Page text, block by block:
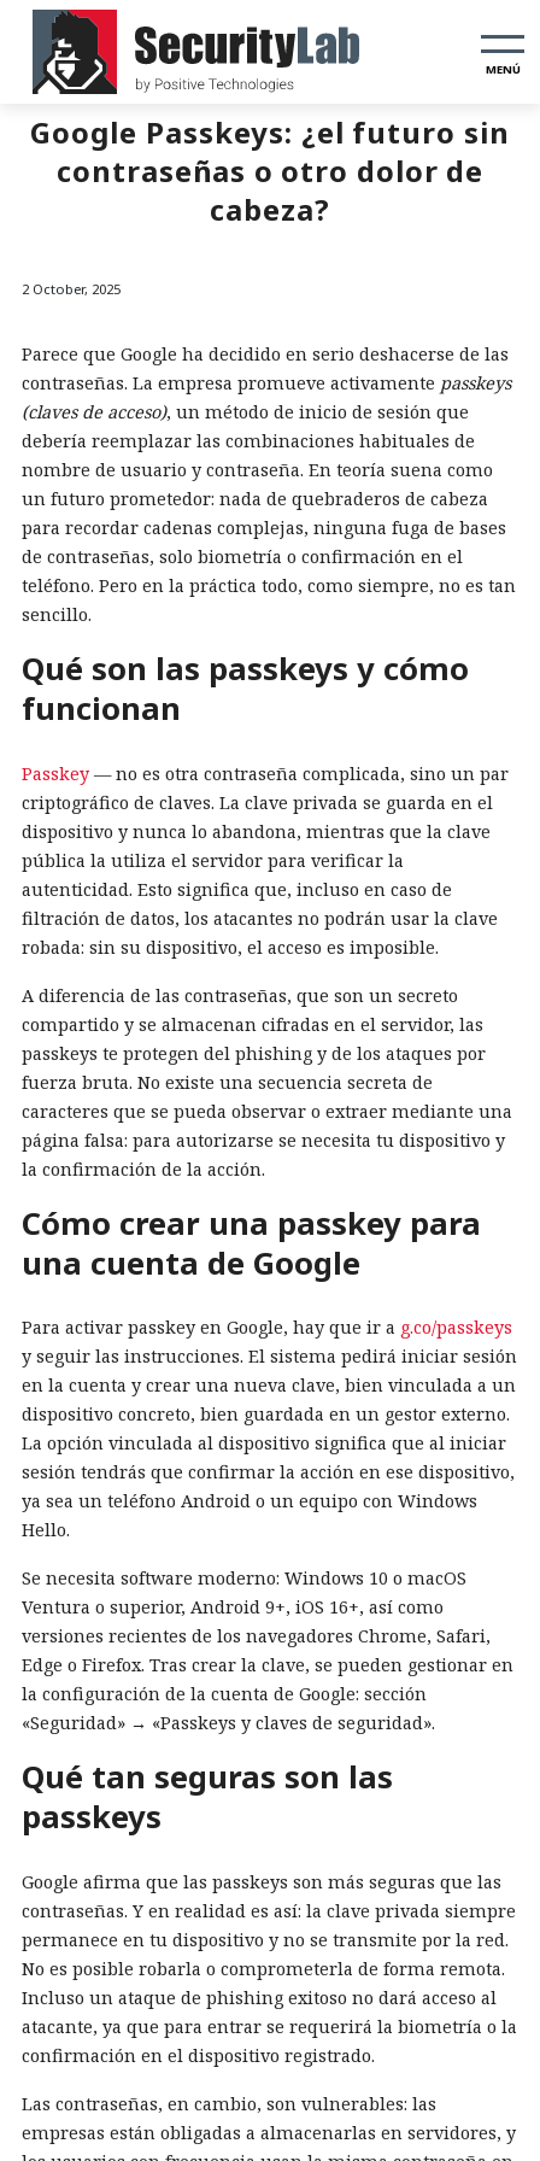
MENÚ
Google Passkeys: ¿el futuro sin
contraseñas o otro dolor de
cabeza?
2 October, 2025
Parece que Google ha decidido en serio deshacerse de las
contraseñas. La empresa promueve activamente passkeys
(claves de acceso), un método de inicio de sesión que
debería reemplazar las combinaciones habituales de
nombre de usuario y contraseña. En teoría suena como
un futuro prometedor: nada de quebraderos de cabeza
para recordar cadenas complejas, ninguna fuga de bases
de contraseñas, solo biometría o confirmación en el
teléfono. Pero en la práctica todo, como siempre, no es tan
sencillo.
Qué son las passkeys y cómo
funcionan
Passkey — no es otra contraseña complicada, sino un par
criptográfico de claves. La clave privada se guarda en el
dispositivo y nunca lo abandona, mientras que la clave
pública la utiliza el servidor para verificar la
autenticidad. Esto significa que, incluso en caso de
filtración de datos, los atacantes no podrán usar la clave
robada: sin su dispositivo, el acceso es imposible.
A diferencia de las contraseñas, que son un secreto
compartido y se almacenan cifradas en el servidor, las
passkeys te protegen del phishing y de los ataques por
fuerza bruta. No existe una secuencia secreta de
caracteres que se pueda observar o extraer mediante una
página falsa: para autorizarse se necesita tu dispositivo y
la confirmación de la acción.
Cómo crear una passkey para
una cuenta de Google
Para activar passkey en Google, hay que ir a g.co/passkeys
y seguir las instrucciones. El sistema pedirá iniciar sesión
en la cuenta y crear una nueva clave, bien vinculada a un
dispositivo concreto, bien guardada en un gestor externo.
La opción vinculada al dispositivo significa que al iniciar
sesión tendrás que confirmar la acción en ese dispositivo,
ya sea un teléfono Android o un equipo con Windows
Hello.
Se necesita software moderno: Windows 10 o macOS
Ventura o superior, Android 9+, iOS 16+, así como
versiones recientes de los navegadores Chrome, Safari,
Edge o Firefox. Tras crear la clave, se pueden gestionar en
la configuración de la cuenta de Google: sección
«Seguridad» → «Passkeys y claves de seguridad».
Qué tan seguras son las
passkeys
Google afirma que las passkeys son más seguras que las
contraseñas. Y en realidad es así: la clave privada siempre
permanece en tu dispositivo y no se transmite por la red.
No es posible robarla o comprometerla de forma remota.
Incluso un ataque de phishing exitoso no dará acceso al
atacante, ya que para entrar se requerirá la biometría o la
confirmación en el dispositivo registrado.
Las contraseñas, en cambio, son vulnerables: las
empresas están obligadas a almacenarlas en servidores, y